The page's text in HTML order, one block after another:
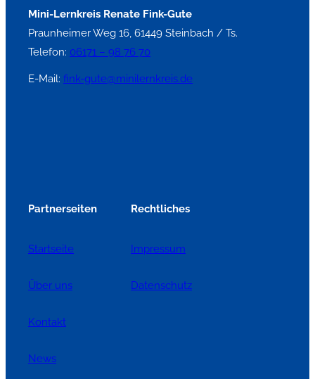
Mini-Lernkreis Renate Fink-Gute
Praunheimer Weg 16, 61449 Steinbach / Ts.
Telefon: 06171 – 98 76 70
E-Mail: fink-gute@minilernkreis.de
Partnerseiten
Startseite
Über uns
Kontakt
News
Rechtliches
Impressum
Datenschutz